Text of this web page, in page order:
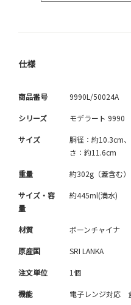
仕様
商品番号 9990L/50024A
シリーズ モデラート 9990
サイズ
胴径：約10.3cm
さ：約11.6cm
重量 約302g（蓋含む）
サイズ・容
量
約445ml(満水)
材質 ボーンチャイナ
原産国 SRI LANKA
注文単位 1個
機能 電子レンジ対応